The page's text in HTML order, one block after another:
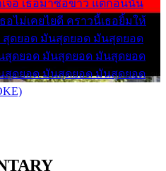
จอ เธอมาซื้อข้าว แต่ก่อนนั้น
อไม่เคยไยดี คราวนี้เธอยิ้มให้
สุดยอด มันสุดยอด มันสุดยอด
ดยอด มันสุดยอด มันสุดยอด
ดยอด มันสุดยอด มันสุดยอด